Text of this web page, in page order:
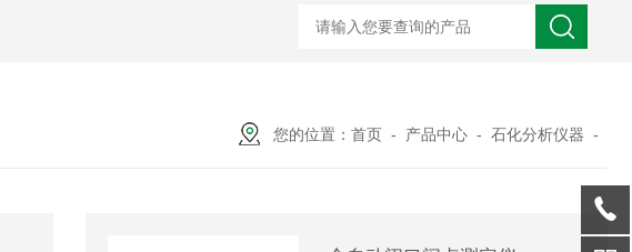
您的位置： 首页 - 产品中心 - 石化分析仪器 -